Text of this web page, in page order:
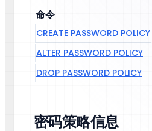
命令
CREATE PASSWORD POLICY
ALTER PASSWORD POLICY
DROP PASSWORD POLICY
密码策略信息